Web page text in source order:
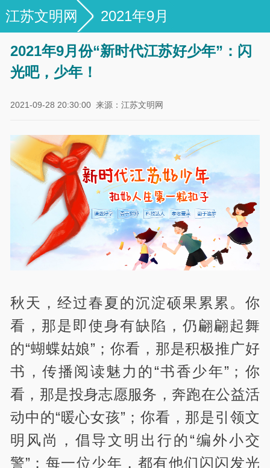
江苏文明网 2021年9月
2021年9月份“新时代江苏好少年”：闪
光吧，少年！
2021-09-28 20:30:00 来源：江苏文明网
秋天，经过春夏的沉淀硕果累累。你
看，那是即使身有缺陷，仍翩翩起舞
的“蝴蝶姑娘”；你看，那是积极推广好
书，传播阅读魅力的“书香少年”；你
看，那是投身志愿服务，奔跑在公益活
动中的“暖心女孩”；你看，那是引领文
明风尚，倡导文明出行的“编外小交
警”；每一位少年，都有他们闪闪发光